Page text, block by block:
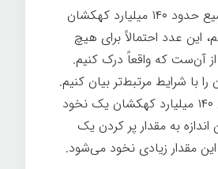
در این فضای وسیع حدود ۱۴۰ میلیارد کهکشان
این عدد احتمالاً برای هیچ
آن‌ست که واقعاً درک کنیم.
را با شرایط مرتبط‌تر بیان کنیم.
اگر هر یک از این ۱۴۰ میلیارد کهکشان یک نخود
اندازه به مقدار پر کردن یک
مقدار زیادی نخود می‌شود.